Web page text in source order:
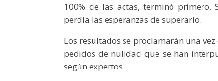
100% de las actas, terminó primero.
perdía las esperanzas de superarlo.
Los resultados se proclamarán una
pedidos de nulidad que se han
según expertos.